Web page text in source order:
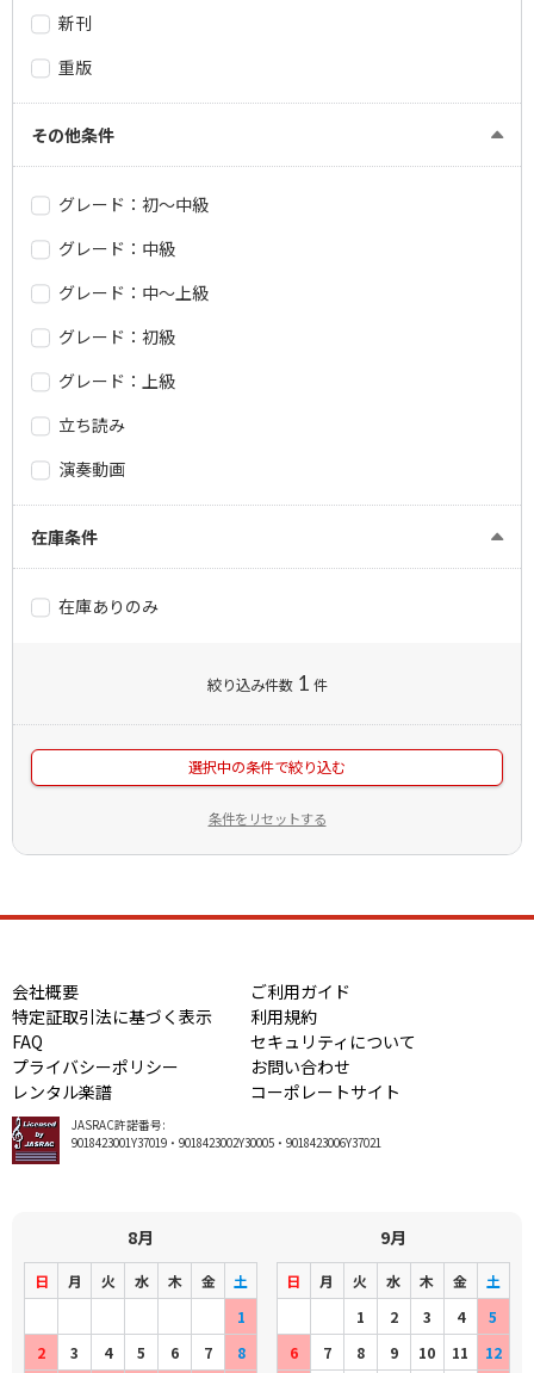
新刊
重版
その他条件
グレード：初～中級
グレード：中級
グレード：中～上級
グレード：初級
グレード：上級
立ち読み
演奏動画
在庫条件
在庫ありのみ
絞り込み件数 1 件
選択中の条件で絞り込む
条件をリセットする
会社概要
ご利用ガイド
特定証取引法に基づく表示
利用規約
FAQ
セキュリティについて
プライバシーポリシー
お問い合わせ
レンタル楽譜
コーポレートサイト
JASRAC許諾番号:
9018423001Y37019・9018423002Y30005・9018423006Y37021
8月
日 月 火 水 木 金
土
1
2
3 4 5 6 7 8
9月
日 月 火 水 木 金
土
1
2 3 4
5
6
7 8 9 10 11 12